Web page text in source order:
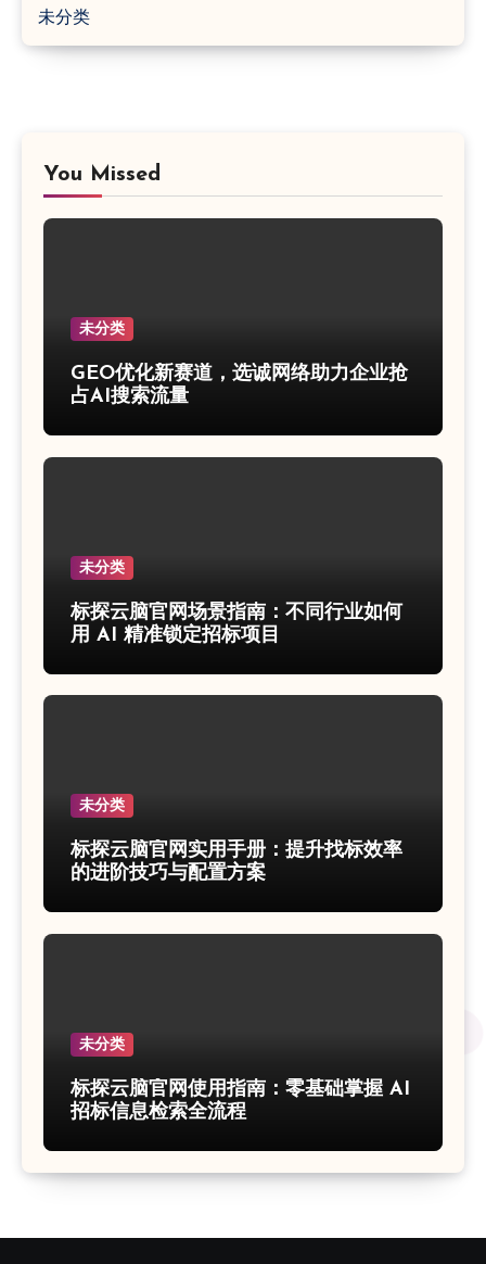
未分类
You Missed
未分类
GEO优化新赛道，选诚网络助力企业抢
占AI搜索流量
未分类
标探云脑官网场景指南：不同行业如何
用 AI 精准锁定招标项目
未分类
标探云脑官网实用手册：提升找标效率
的进阶技巧与配置方案
未分类
标探云脑官网使用指南：零基础掌握 AI
招标信息检索全流程